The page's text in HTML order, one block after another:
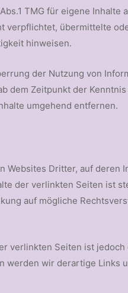
TMG für eigene
verpflichtet, übermittelte
hinweisen.
der Nutzung von
dem Zeitpunkt der
umgehend entfernen.
Websites Dritter, auf
der verlinkten Seiten ist
auf mögliche
verlinkten Seiten ist
werden wir derartige Links